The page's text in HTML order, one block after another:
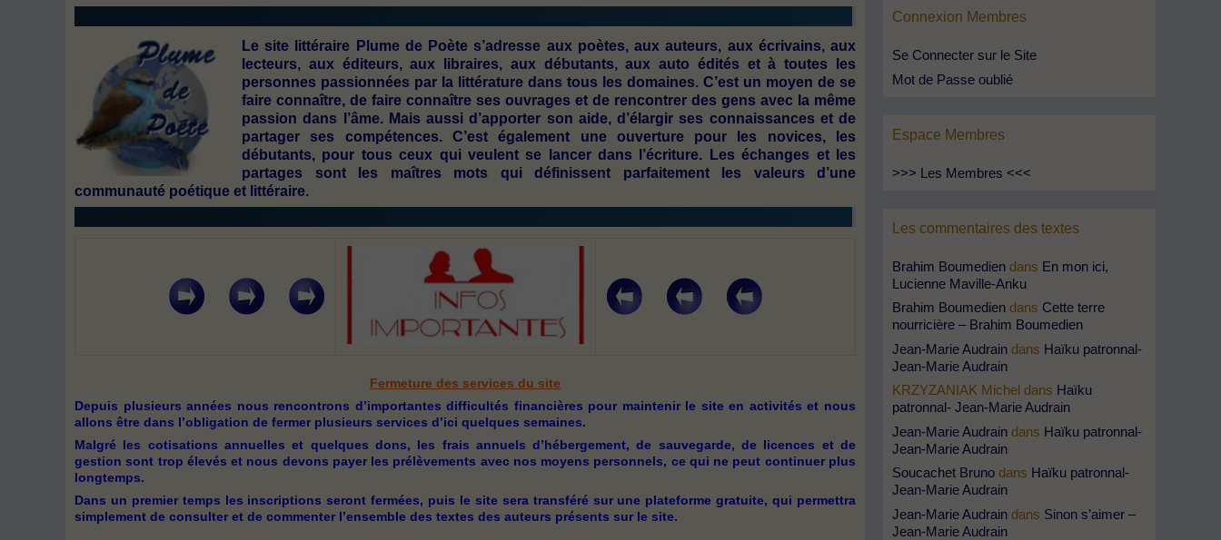
Le site littéraire Plume de Poète s’adresse aux poètes, aux auteurs, aux écrivains, aux
lecteurs, aux éditeurs, aux libraires, aux débutants, aux auto édités et à toutes les
personnes passionnées par la littérature dans tous les domaines. C’est un moyen de se
faire connaître, de faire connaître ses ouvrages et de rencontrer des gens avec la même
passion dans l’âme. Mais aussi d’apporter son aide, d’élargir ses connaissances et de
partager ses compétences. C’est également une ouverture pour les novices, les
débutants, pour tous ceux qui veulent se lancer dans l’écriture. Les échanges et les
partages sont les maîtres mots qui définissent parfaitement les valeurs d’une
communauté poétique et littéraire.
Fermeture des services du site
Depuis plusieurs années nous rencontrons d’importantes difficultés financières pour maintenir le site en activités et nous
allons être dans l’obligation de fermer plusieurs services d’ici quelques semaines.
Malgré les cotisations annuelles et quelques dons, les frais annuels d’hébergement, de sauvegarde, de licences et de
gestion sont trop élevés et nous devons payer les prélèvements avec nos moyens personnels, ce qui ne peut continuer plus
longtemps.
Dans un premier temps les inscriptions seront fermées, puis le site sera transféré sur une plateforme gratuite, qui permettra
simplement de consulter et de commenter l’ensemble des textes des auteurs présents sur le site.
Connexion Membres
Se Connecter sur le Site
Mot de Passe oublié
Espace Membres
>>> Les Membres <<<
Les commentaires des textes
Brahim Boumedien dans En mon ici,
Lucienne Maville-Anku
Brahim Boumedien dans Cette terre
nourricière – Brahim Boumedien
Jean-Marie Audrain dans Haïku patronnal-
Jean-Marie Audrain
KRZYZANIAK Michel dans Haïku
patronnal- Jean-Marie Audrain
Jean-Marie Audrain dans Haïku patronnal-
Jean-Marie Audrain
Soucachet Bruno dans Haïku patronnal-
Jean-Marie Audrain
Jean-Marie Audrain dans Sinon s’aimer –
Jean-Marie Audrain